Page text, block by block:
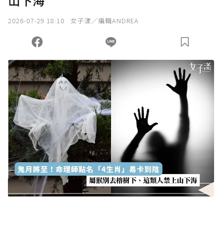
您當前剩餘 U 利點數：0點；前往 購買點數
2026-07-29 18:10 女子漾／編輯ANDREA